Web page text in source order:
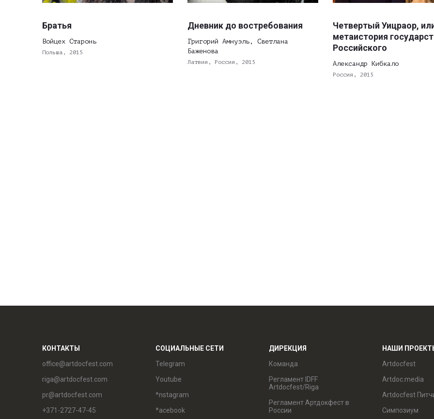
Братья
Войцех Старонь
Польша, 2015
Дневник до востребования
Григорий Амнуэль, Светлана
Баженова
Латвия, Россия, 2015
Четвертый Уицраор,
метаистория
Российского
Александр Кибкало
Россия, 2015
КОНТАКТЫ
office@artdocfest.com
riga@artdocfest.com
pr@artdocfest.com
+371-2727-47-45
СОЦИАЛЬНЫЕ СЕТИ
Telegram
Youtube
*nstagram
*acebook
ДИРЕКЦИЯ
Команда
Регламент IDFF
Artdocfest/Riga
Регламент Артдокфест в
России
НАШИ
Artdocfest
Artdoc.media
Artdocfest
Симпозиум